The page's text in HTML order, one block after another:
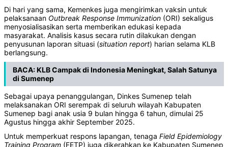
Di hari yang sama, Kemenkes juga mengirimkan vaksin untuk
pelaksanaan Outbreak Response Immunization (ORI) sekaligus
menyosialisasikan serta memberikan edukasi kepada
masyarakat. Analisis kasus secara rutin dilakukan dengan
penyusunan laporan situasi (situation report) harian selama KLB
berlangsung.
BACA:KLB Campak di Indonesia Meningkat, Salah Satunya
di Sumenep
Sebagai upaya penanggulangan, Dinkes Sumenep telah
melaksanakan ORI serempak di seluruh wilayah Kabupaten
Sumenep bagi anak usia 9 bulan hingga 6 tahun, dimulai 25
Agustus hingga akhir September 2025.
Untuk memperkuat respons lapangan, tenaga Field Epidemiology
Training Program (FETP) juga dikerahkan ke Kabupaten Sumenep